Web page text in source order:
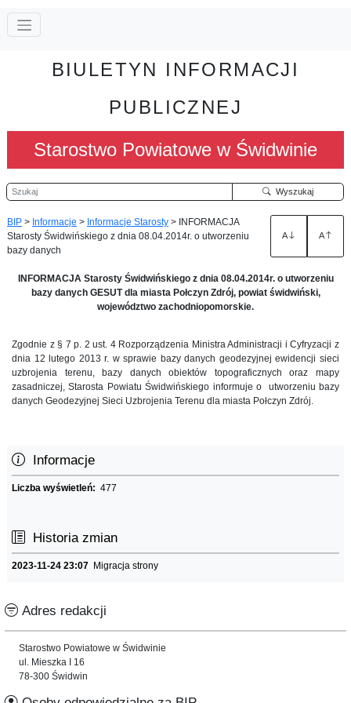
BIULETYN INFORMACJI
PUBLICZNEJ
Starostwo Powiatowe w Świdwinie
Szukaj Wyszukaj
BIP > Informacje > Informacje Starosty > INFORMACJA
Starosty Świdwińskiego z dnia 08.04.2014r. o utworzeniu
bazy danych
A A
INFORMACJA Starosty Świdwińskiego z dnia 08.04.2014r. o utworzeniu
bazy danych GESUT dla miasta Połczyn Zdrój, powiat świdwiński,
województwo zachodniopomorskie.
Zgodnie z § 7 p. 2 ust. 4 Rozporządzenia Ministra Administracji i Cyfryzacji z
dnia 12 lutego 2013 r. w sprawie bazy danych geodezyjnej ewidencji sieci
uzbrojenia terenu, bazy danych obiektów topograficznych oraz mapy
zasadniczej, Starosta Powiatu Świdwińskiego informuje o utworzeniu bazy
danych Geodezyjnej Sieci Uzbrojenia Terenu dla miasta Połczyn Zdrój.
Informacje
Liczba wyświetleń: 477
Historia zmian
2023-11-24 23:07 Migracja strony
Adres redakcji
Starostwo Powiatowe w Świdwinie
ul. Mieszka I 16
78-300 Świdwin